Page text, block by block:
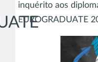
inquérito aos
EUROGRADUATE